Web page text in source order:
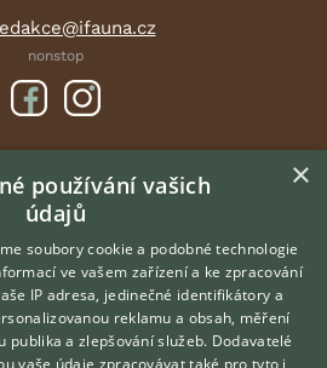
nonstop
STRÁNKA
INZERCE
DISKUSE
ČLÁNKY
O nás
×
používání vašich
údajů
soubory cookie a podobné technologie
ve vašem zařízení a ke zpracování
IP adresa, jedinečné identifikátory a
reklamu a obsah, měření
publika a zlepšování služeb. Dodavatelé
vaše údaje zpracovávat také pro tyto i